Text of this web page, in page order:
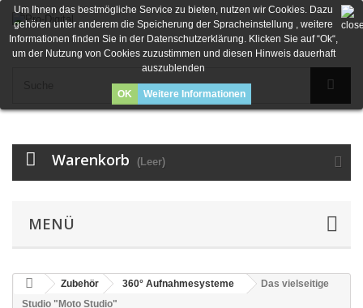
Warenkorb (Leer)
MENÜ
Um Ihnen das bestmögliche Service zu bieten, nutzen wir Cookies. Dazu
gehören unter anderem die Speicherung der Spracheinstellung , weitere
Informationen finden Sie in der Datenschutzerklärung. Klicken Sie auf “Ok“,
um der Nutzung von Cookies zuzustimmen und diesen Hinweis dauerhaft
auszublenden
OK Weitere Informationen
Zubehör 360° Aufnahmesysteme
Das vielseitige
Studio "Moto Studio"